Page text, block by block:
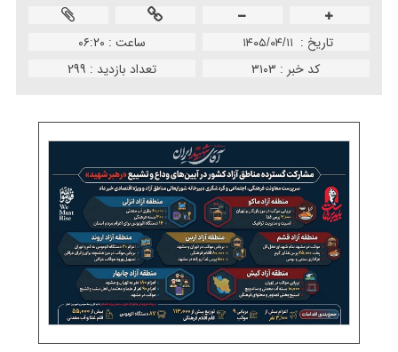
ساعت : ۰۶:۲۰ تاريخ : ۱۴۰۵/۰۴/۱۱
تعداد بازدید : 299 کد خبر : ۳۱۰۳